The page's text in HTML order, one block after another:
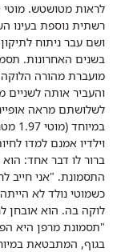
לראות מטושטש.
רשתית נוספת בעינו
ושם עבר ניתוח
מועברת מהורה
לשלושתם מראה
וילדיו אמנם למדו
ברור לו דבר אחד:
התסמונת. "אני חייב
כשמוטי נולד לא
"תסמונת מרפן היא
בגוף, המתבטאת